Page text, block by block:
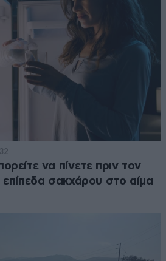
να πίνετε πριν τον
σακχάρου στο αίμα